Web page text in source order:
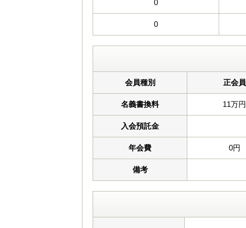
0
0
会員種別 正会員
名義書換料 11万円
入会預託金
年会費 0円
備考